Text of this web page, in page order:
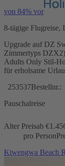
von 84% vor
8-tägige
Upgrade auf DZ
Zimmertyps
Adults Only Stil-
für erholsame
253537Bestellnr.:
Pauschalreise
Alter Preisab €
pro Person
Kiwengwa Beach